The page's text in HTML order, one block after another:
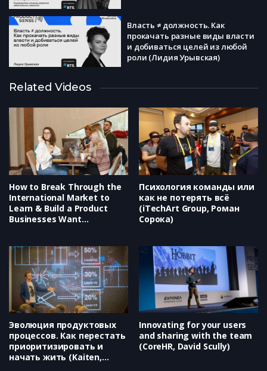
Власть ≠ должность. Как
прокачать разные виды власти
и добиваться целей из любой
роли (Лидия Урывская)
стратегию привлечения
пользователей (Олег
Пашукевич)
Почему следовать трендам
опасно, или как перестать
копировать конкурентов и
начать создавать продукты
будущего (Ольга Еремина)
Related Videos
How to Break Through the
International Market to
Learn & Build a Product
Businesses Want
Психология команды или
как не потерять всё
(iTechArt Group, Роман
Сорока)
Эволюция продуктовых
процессов. Как перестать
приоритизировать и
начать жить (Kaiten,
Innovating for your users
and sharing with the team
(CoreHR, David Scully)